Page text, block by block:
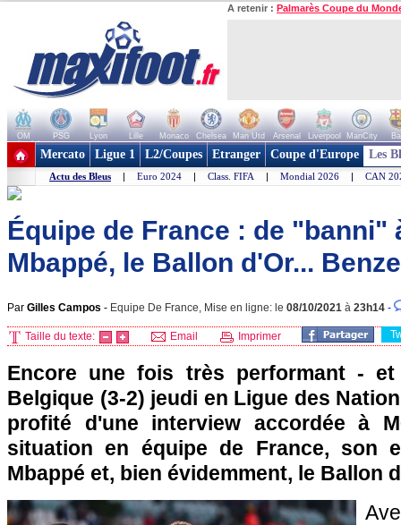
A retenir : Palmarès Coupe du
OM PSG Lyon Lille Monaco Chelsea Man Utd Arsenal Liverpool ManCity
+ de clubs
Mercato Ligue 1 L2/Coupes Etranger Coupe d'Europe Les
Actu des Bleus | Euro 2024 | Class. FIFA | Mondial 2026 | CAN
Équipe de France : de "banni"
Mbappé, le Ballon d'Or...
Par Gilles Campos - Equipe De France, Mise en ligne: le 08/10/2021 à 23h14 -
Taille du texte: Email Imprimer
Encore une fois très performant -
Belgique (3-2) jeudi en Ligue des
profité d'une interview accordée à
situation en équipe de France, son
Mbappé et, bien évidemment, le Ballon